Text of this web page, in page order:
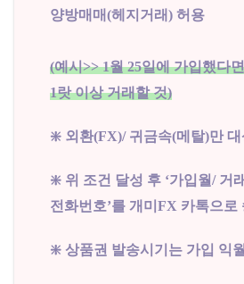
양방매매(헤지거래) 허용
(예시>> 1월 25일에 가입했다
1랏 이상 거래할 것)
❇️ 외환(FX)/ 귀금속(메탈)만
❇️ 위 조건 달성 후 ‘가입월/ 거
전화번호’를 개미FX 카톡으로
❇️ 상품권 발송시기는 가입 익